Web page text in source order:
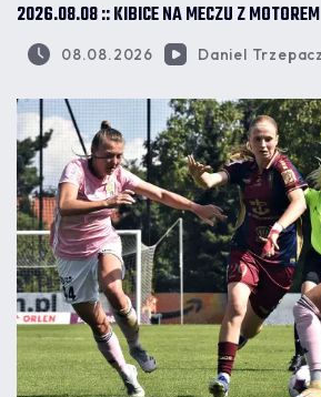
2026.08.08 :: KIBICE NA MECZU Z MOTOREM
08.08.2026 Daniel Trzepacz